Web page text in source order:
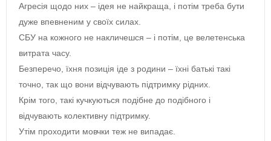
Агресія щодо них – ідея не найкраща, і потім треба бути
дуже впевненим у своїх силах.
СБУ на кожного не накличешся – і потім, це велетенська
витрата часу.
Безперечо, їхня позиція іде з родини – їхні батькі такі
точно, так що вони відчувають підтримку рідних.
Крім того, такі кучкуються подібне до подібного і
відчувають колективну підтримку.
Утім проходити мовчки теж не випадає.